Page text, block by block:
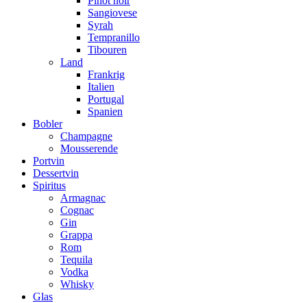
Sangiovese
Syrah
Tempranillo
Tibouren
Land
Frankrig
Italien
Portugal
Spanien
Bobler
Champagne
Mousserende
Portvin
Dessertvin
Spiritus
Armagnac
Cognac
Gin
Grappa
Rom
Tequila
Vodka
Whisky
Glas